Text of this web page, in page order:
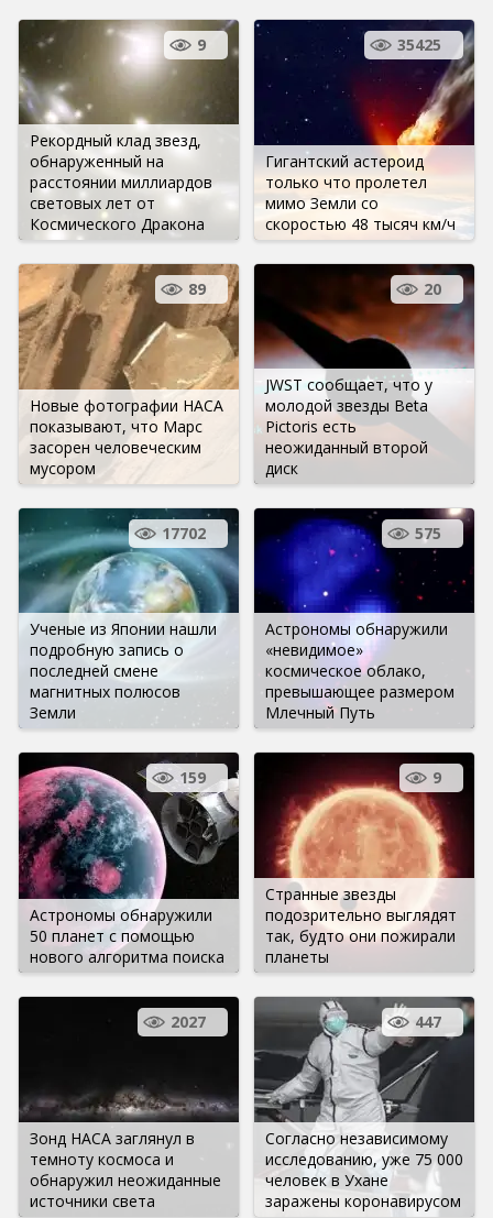
Рекордный клад звезд,
обнаруженный на
расстоянии миллиардов
световых лет от
Космического Дракона
9
Гигантский астероид
только что пролетел
мимо Земли со
скоростью 48 тысяч км/ч
35425
Новые фотографии НАСА
показывают, что Марс
засорен человеческим
мусором
89
JWST сообщает, что у
молодой звезды Beta
Pictoris есть
неожиданный второй
диск
20
Ученые из Японии нашли
подробную запись о
последней смене
магнитных полюсов
Земли
17702
Астрономы обнаружили
«невидимое»
космическое облако,
превышающее размером
Млечный Путь
575
Астрономы обнаружили
50 планет с помощью
нового алгоритма поиска
159
Странные звезды
подозрительно выглядят
так, будто они пожирали
планеты
9
Зонд НАСА заглянул в
темноту космоса и
обнаружил неожиданные
источники света
2027
Согласно независимому
исследованию, уже 75 000
человек в Ухане
заражены коронавирусом
447